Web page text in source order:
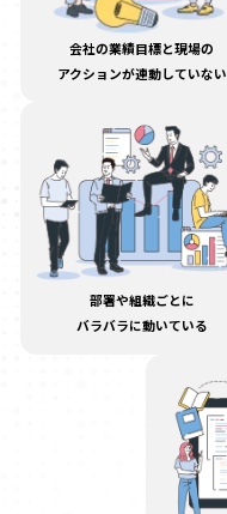
会社の業績目標と現場の
アクションが連動していない
部署や組織ごとに
バラバラに動いている